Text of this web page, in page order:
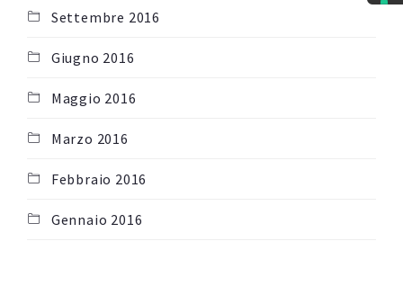
Settembre 2016
Giugno 2016
Maggio 2016
Marzo 2016
Febbraio 2016
Gennaio 2016